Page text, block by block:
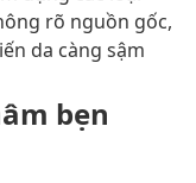
rõ nguồn gốc,
da càng sậm
bẹn